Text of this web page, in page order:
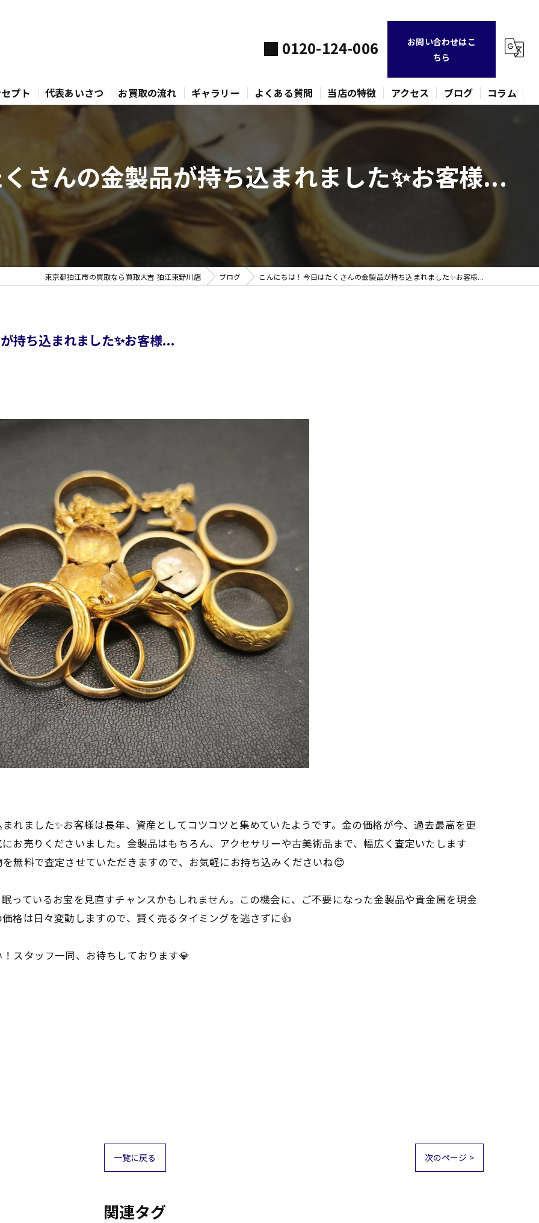
0120-124-006
お問い合わせはこ
ちら
プト 代表あいさつ お買取の流れ ギャラリー よくある質問 当店の特徴
不用品
時計
バッグ
ネックレス
アクセス ブログ コラム
さんの金製品が持ち込まれました✨お客様...
東京都狛江市の買取なら買取大吉 狛江東野川店 ブログ こんにちは！今日はたくさんの金製品が持ち込まれました✨お客様...
持ち込まれました✨お客様...
れました✨お客様は長年、資産としてコツコツと集めていたようです。金の価格が今、過去最高を更
お売りくださいました。金製品はもちろん、アクセサリーや古美術品まで、幅広く査定いたします
無料で査定させていただきますので、お気軽にお持ち込みくださいね😊
っているお宝を見直すチャンスかもしれません。この機会に、ご不要になった金製品や貴金属を現金
格は日々変動しますので、賢く売るタイミングを逃さずに👍
スタッフ一同、お待ちしております💎
一覧に戻る 次のページ >
関連タグ